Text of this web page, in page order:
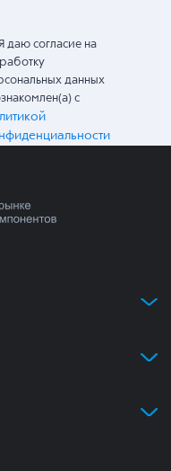
даю согласие на
данных
с